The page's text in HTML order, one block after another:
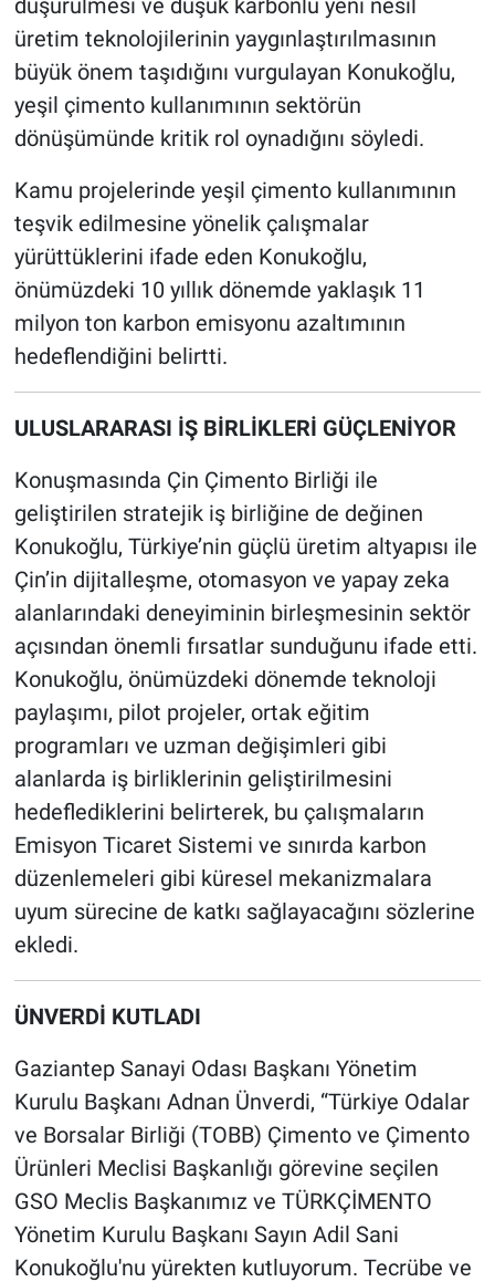
üretim teknolojilerinin yaygınlaştırılmasının
büyük önem taşıdığını vurgulayan Konukoğlu,
yeşil çimento kullanımının sektörün
dönüşümünde kritik rol oynadığını söyledi.
Kamu projelerinde yeşil çimento kullanımının
teşvik edilmesine yönelik çalışmalar
yürüttüklerini ifade eden Konukoğlu,
önümüzdeki 10 yıllık dönemde yaklaşık 11
milyon ton karbon emisyonu azaltımının
hedeflendiğini belirtti.
ULUSLARARASI İŞ BİRLİKLERİ GÜÇLENİYOR
Konuşmasında Çin Çimento Birliği ile
geliştirilen stratejik iş birliğine de değinen
Konukoğlu, Türkiye’nin güçlü üretim altyapısı ile
Çin’in dijitalleşme, otomasyon ve yapay zeka
alanlarındaki deneyiminin birleşmesinin sektör
açısından önemli fırsatlar sunduğunu ifade etti.
Konukoğlu, önümüzdeki dönemde teknoloji
paylaşımı, pilot projeler, ortak eğitim
programları ve uzman değişimleri gibi
alanlarda iş birliklerinin geliştirilmesini
hedeflediklerini belirterek, bu çalışmaların
Emisyon Ticaret Sistemi ve sınırda karbon
düzenlemeleri gibi küresel mekanizmalara
uyum sürecine de katkı sağlayacağını sözlerine
ekledi.
ÜNVERDİ KUTLADI
Gaziantep Sanayi Odası Başkanı Yönetim
Kurulu Başkanı Adnan Ünverdi, “Türkiye Odalar
ve Borsalar Birliği (TOBB) Çimento ve Çimento
Ürünleri Meclisi Başkanlığı görevine seçilen
GSO Meclis Başkanımız ve TÜRKÇİMENTO
Yönetim Kurulu Başkanı Sayın Adil Sani
Konukoğlu'nu yürekten kutluyorum. Tecrübe ve